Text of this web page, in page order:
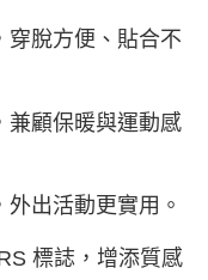
穿脫方便、貼合不
兼顧保暖與運動感
出活動更實用。
標誌，增添質感